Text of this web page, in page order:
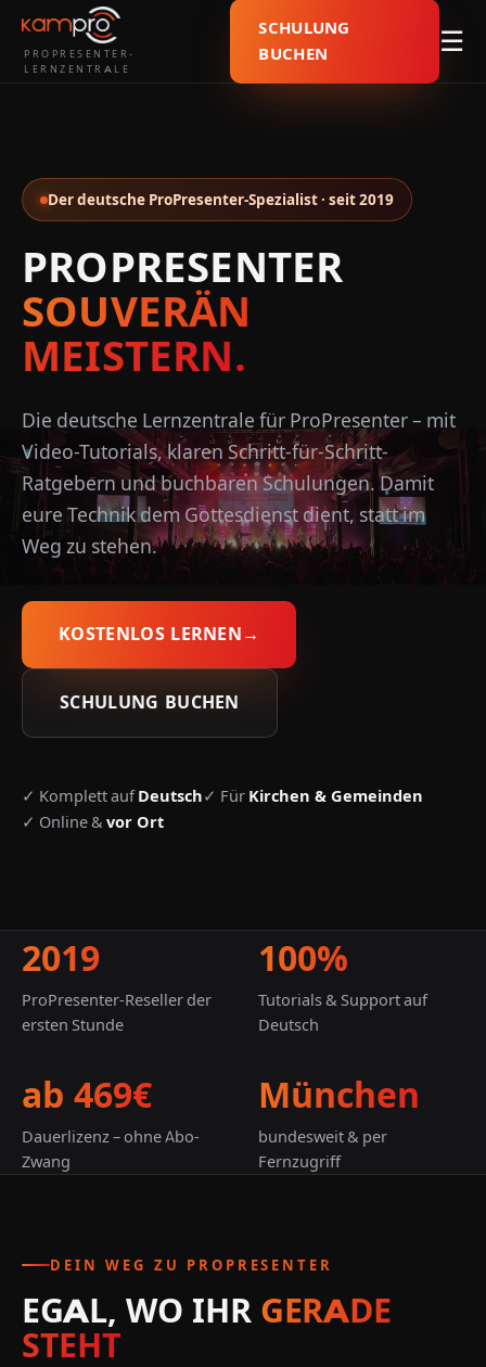
PROPRESENTER-
LERNZENTRALE
SCHULUNG
BUCHEN
☰
Der deutsche ProPresenter-Spezialist · seit 2019
PROPRESENTER
SOUVERÄN
MEISTERN.
Die deutsche Lernzentrale für ProPresenter – mit
Video-Tutorials, klaren Schritt-für-Schritt-
Ratgebern und buchbaren Schulungen. Damit
eure Technik dem Gottesdienst dient, statt im
Weg zu stehen.
KOSTENLOS LERNEN →
SCHULUNG BUCHEN
✓ Komplett aufDeutsch✓ Für Kirchen & Gemeinden
✓ Online &vor Ort
2019
ProPresenter-Reseller der
ersten Stunde
100%
Tutorials & Support auf
Deutsch
ab 469€
Dauerlizenz – ohne Abo-
Zwang
München
bundesweit & per
Fernzugriff
DEIN WEG ZU PROPRESENTER
EGAL, WO IHR GERADE
STEHT